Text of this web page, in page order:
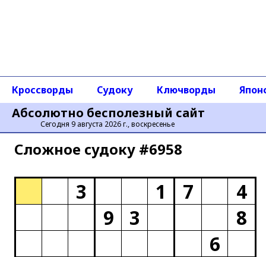
Абсолютно бесполезный сайт
Сегодня 9 августа 2026 г., воскресенье
Кроссворды Судоку Ключворды
Сложное cудоку #6958
3 1 7
4
9
3
8
6